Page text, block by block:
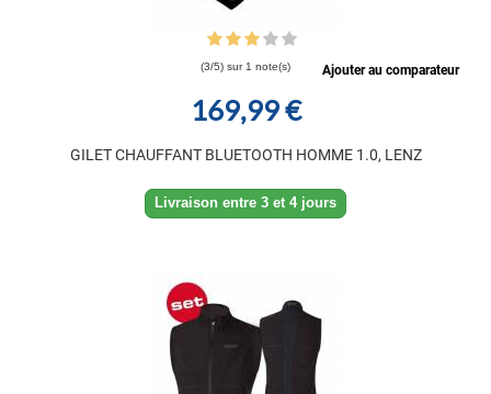
(3/5) sur 1 note(s) Ajouter au comparateur
169,99 €
GILET CHAUFFANT BLUETOOTH HOMME 1.0, LENZ
Livraison entre 3 et 4 jours